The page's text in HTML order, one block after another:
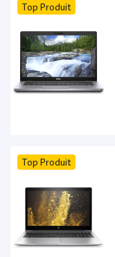
Top Produit
Top Produit